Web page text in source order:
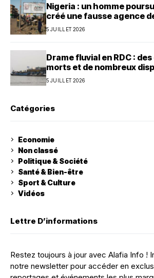
Nigeria : un homme
créé une fausse agence
5 JUILLET 2026
Drame fluvial en RDC :
morts et de nombreux
5 JUILLET 2026
Catégories
Economie
Non classé
Politique & Société
Santé & Bien-être
Sport & Culture
Vidéos
Lettre D’informations
Restez toujours à jour avec Alafia Info !
notre newsletter pour accéder en